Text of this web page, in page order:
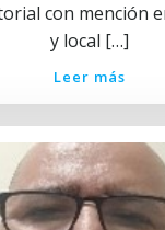
con mención
y local […]
Leer más